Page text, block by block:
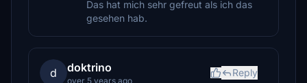
Das hat mich sehr gefreut als ich das
gesehen hab.
d doktrino
over 5 years ago
Reply